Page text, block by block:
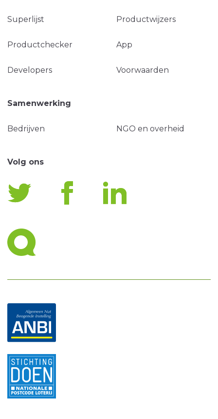
Superlijst Productwijzers
Productchecker App
Developers Voorwaarden
Samenwerking
Bedrijven NGO en overheid
Volg ons